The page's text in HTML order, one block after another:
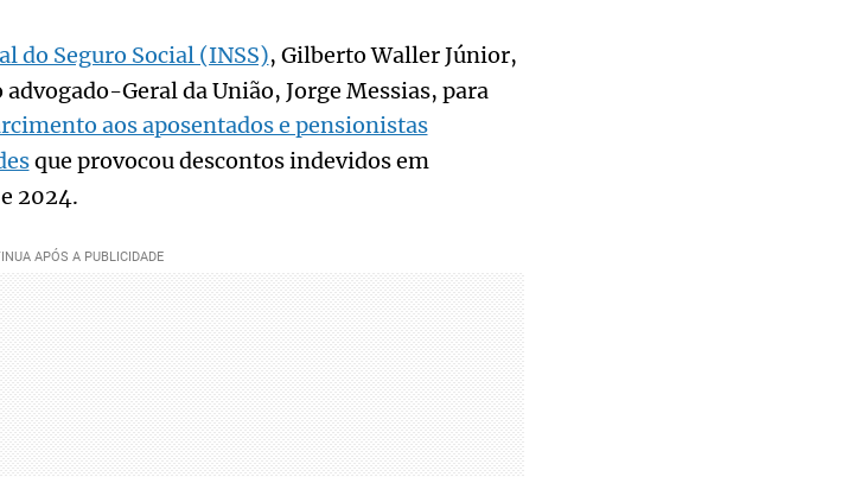
do Seguro Social (INSS), Gilberto Waller Júnior,
Geral da União, Jorge Messias, para
aos aposentados e pensionistas
que provocou descontos indevidos em
2024.